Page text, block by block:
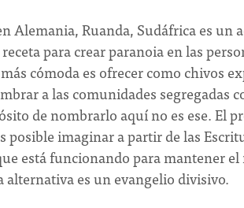
Alemania, Ruanda, Sudáfrica es un
para crear paranoia en las
cómoda es ofrecer como chivos
a las comunidades segregadas
de nombrarlo aquí no es ese. El
posible imaginar a partir de las
está funcionando para mantener
alternativa es un evangelio divisivo.